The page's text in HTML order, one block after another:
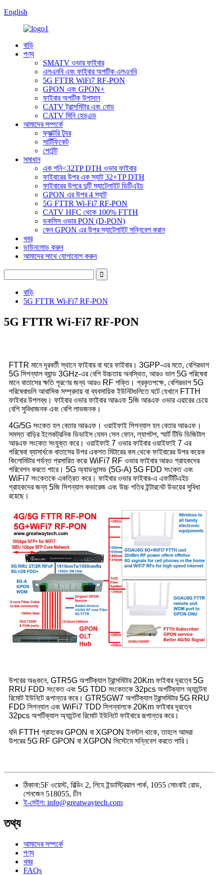
English
বাড়ি
পণ্য
SMATV ওভার ফাইবার
এলএনবি এবং ফাইবার অপটিক এলএনবি
5G FTTR WiFi7 RF-PON
GPON এবং GPON+
ফাইবার অপটিক উপাদান
CATV ট্রান্সমিটার এবং নোড
CATV মিনি হেডএন্ড
আমাদের সম্পর্কে
ফ্যাক্টরি ট্যুর
সার্টিফিকেট
পেটেন্ট
সমাধান
এক শনি<32TP DTH ওভার ফাইবার
ফাইবারের উপর এক স্যাট 32+TP DTH
ফাইবারের উপরে দুটি স্যাটেলাইট ডিটিএইচ
GPON এর উপর 4 স্যাট
5G FTTR Wi-Fi7 RF-PON
CATV HFC থেকে 100% FTTH
ডকসিস ওভার PON (D-PON)
কেন GPON এর উপর স্যাটেলাইট সন্নিবেশ করান
খবর
ডাউনলোড করুন
আমাদের সাথে যোগাযোগ করুন
বাড়ি
5G FTTR Wi-Fi7 RF-PON
5G FTTR Wi-Fi7 RF-PON
FTTR মানে দূরবর্তী স্থানে ফাইবার বা ঘরে ফাইবার। 3GPP-এর মতে, বেশিরভাগ
5G সিগন্যাল ব্যান্ড 3GHz-এর বেশি উচ্চতায় অবস্থিত, আরও ভাল 5G পরিষেবা
মানে বাতাসের ক্ষতি পূরণের জন্য আরও RF শক্তি। প্রকৃতপক্ষে, বেশিরভাগ 5G
পরিষেবাগুলি আবাসিক সম্প্রদায় বা ব্যবসায়িক ইউনিটগুলিতে ঘটে যেখানে FTTH
ফাইবার উপলব্ধ। ফাইবার ওভার ফাইবার আরএফ 5জি আরএফ ওভার এয়ারের চেয়ে
বেশি সুবিধাজনক এবং বেশি লাভজনক।
4G/5G সংকেত হল বেতার আরএফ। ওয়াইফাই সিগন্যাল হল বেতার আরএফ।
সমস্ত বাড়ির ইলেকট্রনিক ডিভাইস যেমন সেল ফোন, ল্যাপটপ, স্মার্ট টিভি ডিজিটাল
আরএফ সংকেত সংযুক্ত করে। ওয়াইফাই 7 ওভার ফাইবার ওয়াইফাই 7 এর
পরিষেবা ব্যাসার্ধকে বাতাসের উপর একশত মিটারের কম থেকে ফাইবারের উপর কয়েক
কিলোমিটার পর্যন্ত প্রসারিত করে৷ WiFi7 RF ওভার ফাইবার আরও গ্রাহকদের
পরিবেশন করতে পারে। 5G অ্যাডভান্সড (5G-A) 5G FDD সংকেত এবং
WiFi7 সংকেতকে একত্রিত করে। ফাইবার ওভার ফাইবার-এ এফটিটিএইচ
গ্রাহকদের জন্য 5জি সিগন্যাল কভারেজ এবং উচ্চ গতির ইন্টারনেট উভয়ের সুবিধা
রয়েছে।
উপরের অঙ্কনে, GTR5G অপটিক্যাল ট্রান্সমিটার 20Km ফাইবার দূরত্বে 5G
RRU FDD সংকেত এবং 5G TDD সংকেতকে 32pcs অপটিক্যাল অ্যান্টেনা
রিমোট ইউনিটে রূপান্তর করে। GTR5GW7 অপটিক্যাল ট্রান্সমিটার 5G RRU
FDD সিগন্যাল এবং WiFi7 TDD সিগন্যালকে 20Km ফাইবার দূরত্বে
32pcs অপটিক্যাল অ্যান্টেনা রিমোট ইউনিটে ফাইবারে রূপান্তর করে।
যদি FTTH গ্রাহকের GPON বা XGPON ইনস্টল থাকে, তাহলে আমরা
উপরের 5G RF GPON বা XGPON সিস্টেমে সন্নিবেশ করতে পারি।
ঠিকানা:5F ওয়েস্ট, বিল্ডিং 2, লিহে ইন্ডাস্ট্রিয়াল পার্ক, 1055 সোংবাই রোড,
শেনজেন 518055, চীন
ই-মেইল: info@greatwaytech.com
তথ্য
আমাদের সম্পর্কে
পণ্য
খবর
FAQs